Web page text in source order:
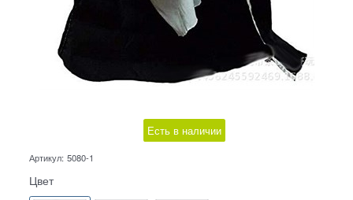
Есть в наличии
Артикул: 5080-1
Цвет